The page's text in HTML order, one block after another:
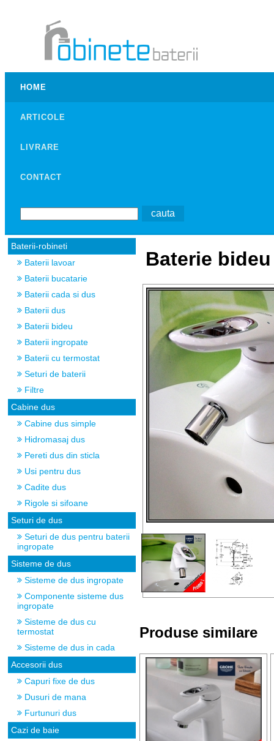
HOME
ARTICOLE
LIVRARE
CONTACT
Baterii-robineti
Baterii lavoar
Baterii bucatarie
Baterii cada si dus
Baterii dus
Baterii bideu
Baterii ingropate
Baterii cu termostat
Seturi de baterii
Filtre
Cabine dus
Cabine dus simple
Hidromasaj dus
Pereti dus din sticla
Usi pentru dus
Cadite dus
Rigole si sifoane
Seturi de dus
Seturi de dus pentru baterii
ingropate
Sisteme de dus
Sisteme de dus ingropate
Componente sisteme dus
ingropate
Sisteme de dus cu
termostat
Sisteme de dus in cada
Accesorii dus
Capuri fixe de dus
Dusuri de mana
Furtunuri dus
Cazi de baie
Baterie
Produse similare